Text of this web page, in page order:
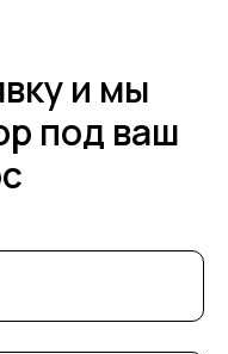
и мы
под ваш